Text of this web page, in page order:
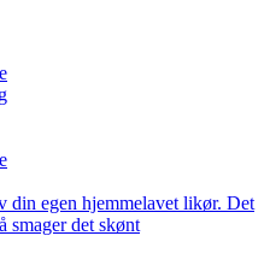
din egen hjemmelavet likør. Det
smager det skønt